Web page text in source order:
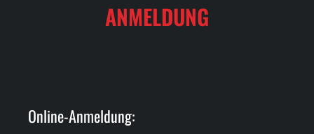
ANMELDUNG
Online-Anmeldung: